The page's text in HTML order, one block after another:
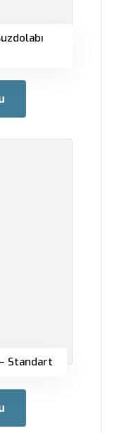
– Standart